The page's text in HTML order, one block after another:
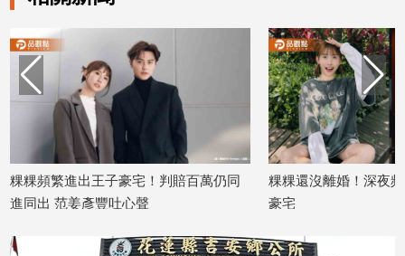
健
康/
親
子/
藝
術
／
粿粿頻繁進出王子豪宅！判賠百萬仍同
進同出 范姜彥豐吐心聲
粿粿還沒離婚！深夜
豪宅